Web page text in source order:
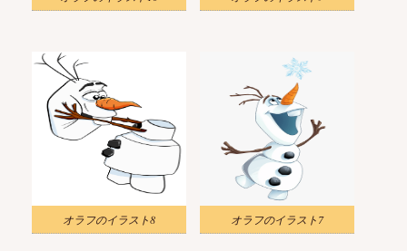
オラフのイラスト8 オラフのイラスト7